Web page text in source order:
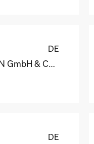
DE
LACTOSAN GmbH & Co. KG
DE